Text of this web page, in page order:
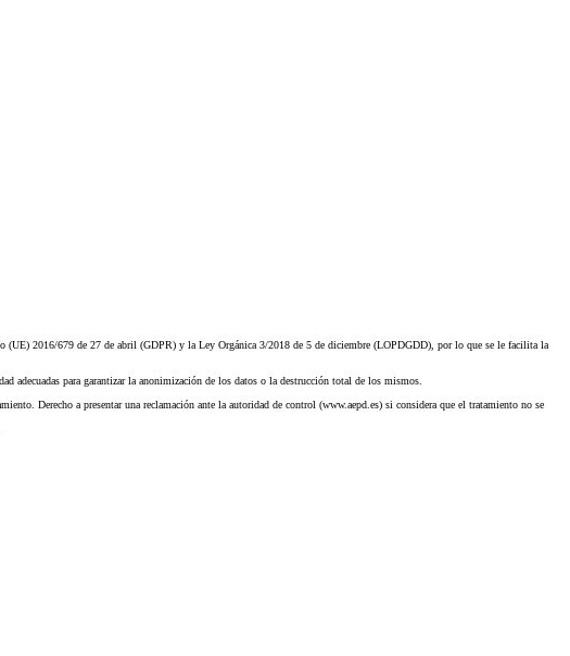
2016/679 de 27 de abril (GDPR) y la Ley Orgánica 3/2018 de 5 de diciembre (LOPDGDD), por lo que se le facilita la
adecuadas para garantizar la anonimización de los datos o la destrucción total de los mismos.
Derecho a presentar una reclamación ante la autoridad de control (www.aepd.es) si considera que el tratamiento no se